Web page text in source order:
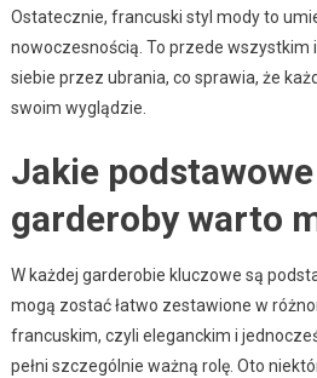
Ostatecznie, francuski styl mody to
nowoczesnością. To przede wszystkim
siebie przez ubrania, co sprawia, że
swoim wyglądzie.
Jakie
garderoby warto
W każdej garderobie kluczowe są
mogą zostać łatwo zestawione w
francuskim, czyli eleganckim i
pełni szczególnie ważną rolę. Oto